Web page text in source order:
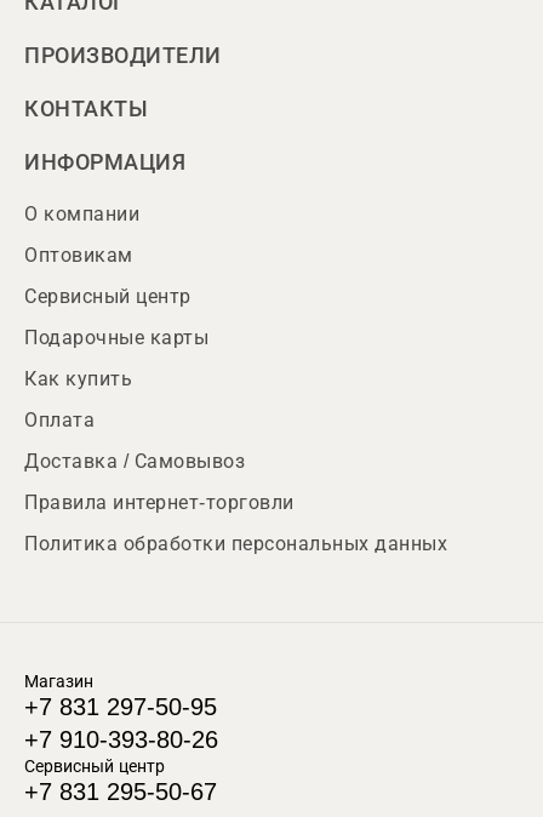
ПРОИЗВОДИТЕЛИ
КОНТАКТЫ
ИНФОРМАЦИЯ
О компании
Оптовикам
Сервисный центр
Подарочные карты
Как купить
Оплата
Доставка / Самовывоз
Правила интернет-торговли
Политика обработки персональных данных
Магазин
+7 831 297-50-95
+7 910-393-80-26
Сервисный центр
+7 831 295-50-67